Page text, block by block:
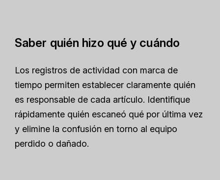
Saber quién hizo qué y cuándo
Los registros de actividad con marca de
tiempo permiten establecer claramente quién
es responsable de cada artículo. Identifique
rápidamente quién escaneó qué por última vez
y elimine la confusión en torno al equipo
perdido o dañado.